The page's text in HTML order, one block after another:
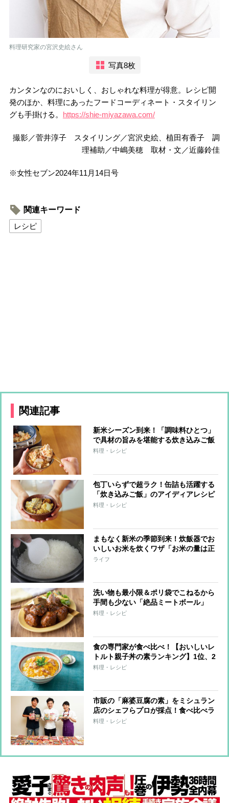
料理研究家の宮沢史絵さん
写真8枚
カンタンなのにおいしく、おしゃれな料理が得意。レシピ開
発のほか、料理にあったフードコーディネート・スタイリン
グも手掛ける。 https://shie-miyazawa.com/
撮影／菅井淳子 スタイリング／宮沢史絵、植田有香子 調
理補助／中嶋美穂 取材・文／近藤鈴佳
※女性セブン2024年11月14日号
関連キーワード
レシピ
関連記事
新米シーズン到来！「調味料ひとつ」
で具材の旨みを堪能する炊き込みご飯
レシピ9つ
料理・レシピ
包丁いらずで超ラク！缶詰も活躍する
「炊き込みご飯」のアイディアレシピ
4つ
料理・レシピ
まもなく新米の季節到来！炊飯器でお
いしいお米を炊くワザ「お米の量は正
確に」「優しく研ぐ」「浸水は不要」
ライフ
洗い物も最小限＆ポリ袋でこねるから
手間も少ない「絶品ミートボール」
【もあいかすみ ラクウマレシピ】
料理・レシピ
食の専門家が食べ比べ！【おいしいレ
トルト親子丼の素ランキング】1位、2
位ともにコンビ商品がランクイン
料理・レシピ
市販の「麻婆豆腐の素」をミシュラン
店のシェフらプロが採点！食べ比べラ
ンキング【定番部門1～31位】
料理・レシピ